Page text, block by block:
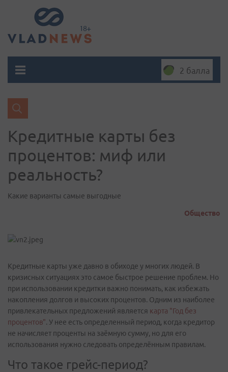
2 балла
Кредитные карты без
процентов: миф или
реальность?
Какие варианты самые выгодные
Общество
Кредитные карты уже давно в обиходе у многих людей. В
кризисных ситуациях это самое быстрое решение проблем. Но
при использовании кредитки важно понимать, как избежать
накопления долгов и высоких процентов. Одним из наиболее
привлекательных предложений является карта "Год без
процентов". У нее есть определенный период, когда кредитор
не начисляет проценты на заёмную сумму, но для его
использования нужно следовать определённым правилам.
Что такое грейс-период?